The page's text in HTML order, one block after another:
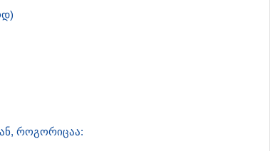
როგორიცაა: